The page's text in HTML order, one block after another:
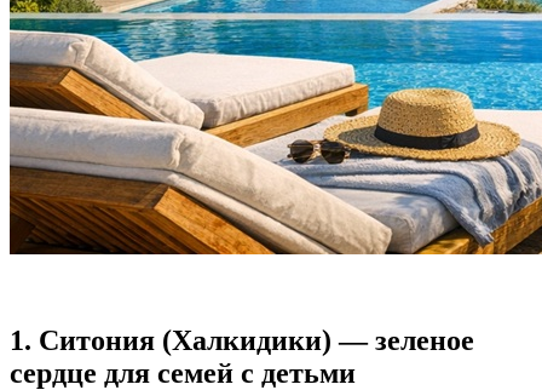
1. Ситония (Халкидики) — зеленое
сердце для семей с детьми